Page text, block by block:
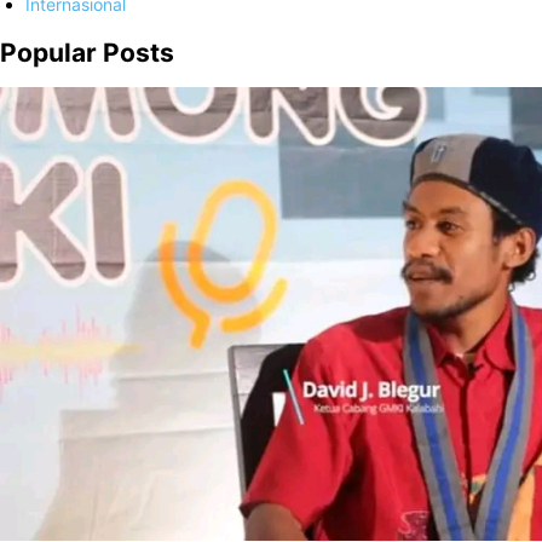
Internasional
Popular Posts